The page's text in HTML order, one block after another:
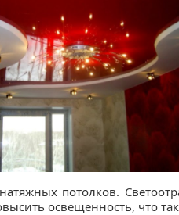
потолков.
освещенность, что